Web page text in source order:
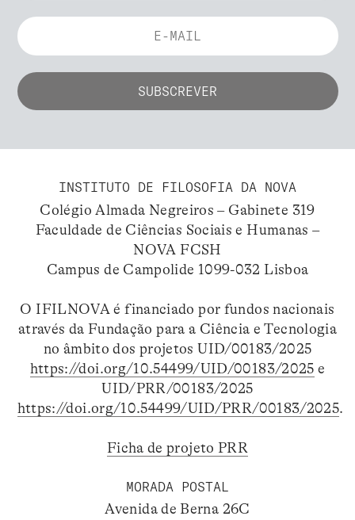
INSTITUTO DE FILOSOFIA DA NOVA
Colégio Almada Negreiros – Gabinete 319
Faculdade de Ciências Sociais e Humanas –
NOVA FCSH
Campus de Campolide 1099-032 Lisboa
O IFILNOVA é financiado por fundos nacionais
através da Fundação para a Ciência e Tecnologia
no âmbito dos projetos UID/00183/2025
https://doi.org/10.54499/UID/00183/2025 e
UID/PRR/00183/2025
https://doi.org/10.54499/UID/PRR/00183/2025.
Ficha de projeto PRR
MORADA POSTAL
Avenida de Berna 26C